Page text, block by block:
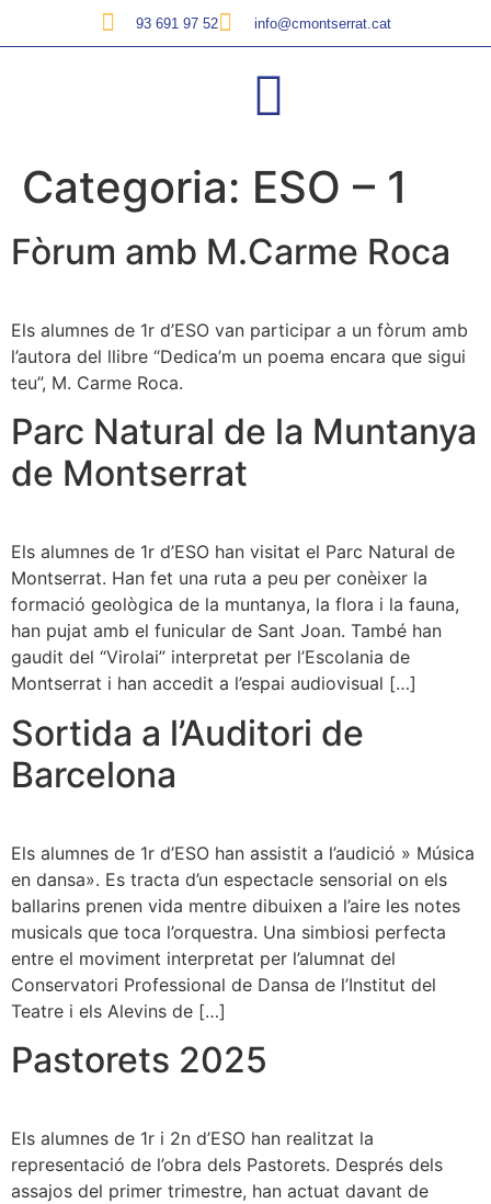
93 691 97 52 info@cmontserrat.cat
Categoria: ESO – 1
Fòrum amb M.Carme Roca
Els alumnes de 1r d’ESO van participar a un fòrum amb
l’autora del llibre “Dedica’m un poema encara que sigui
teu”, M. Carme Roca.
Parc Natural de la Muntanya
de Montserrat
Els alumnes de 1r d’ESO han visitat el Parc Natural de
Montserrat. Han fet una ruta a peu per conèixer la
formació geològica de la muntanya, la flora i la fauna,
han pujat amb el funicular de Sant Joan. També han
gaudit del “Virolai” interpretat per l’Escolania de
Montserrat i han accedit a l’espai audiovisual […]
Sortida a l’Auditori de
Barcelona
Els alumnes de 1r d’ESO han assistit a l’audició » Música
en dansa». Es tracta d’un espectacle sensorial on els
ballarins prenen vida mentre dibuixen a l’aire les notes
musicals que toca l’orquestra. Una simbiosi perfecta
entre el moviment interpretat per l’alumnat del
Conservatori Professional de Dansa de l’Institut del
Teatre i els Alevins de […]
Pastorets 2025
Els alumnes de 1r i 2n d’ESO han realitzat la
representació de l’obra dels Pastorets. Després dels
assajos del primer trimestre, han actuat davant de